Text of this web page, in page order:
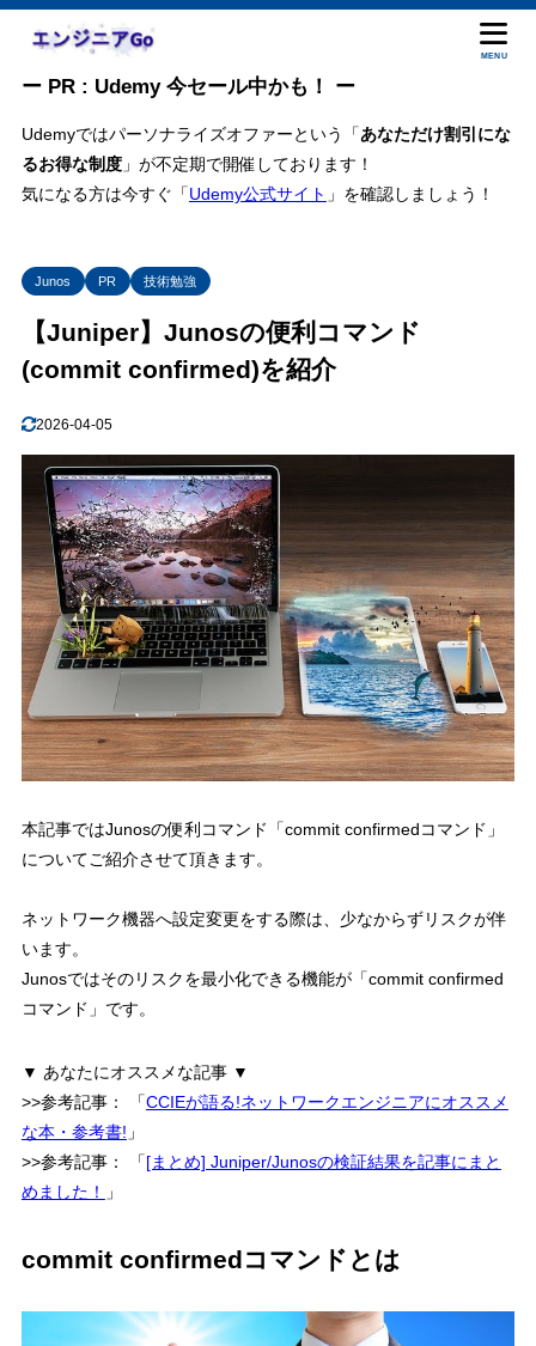
MENU
ー PR : Udemy 今セール中かも！ ー
Udemyではパーソナライズオファーという「あなただけ割引にな
るお得な制度」が不定期で開催しております！
気になる方は今すぐ「Udemy公式サイト 」を確認しましょう！
Junos PR 技術勉強
【Juniper】Junosの便利コマンド
(commit confirmed)を紹介
2026-04-05
本記事ではJunosの便利コマンド「commit confirmedコマンド」
についてご紹介させて頂きます。
ネットワーク機器へ設定変更をする際は、少なからずリスクが伴
います。
Junosではそのリスクを最小化できる機能が「commit confirmed
コマンド」です。
▼ あなたにオススメな記事 ▼
>>参考記事：
「CCIEが語る!ネットワークエンジニアにオススメ
な本・参考書! 」
>>参考記事：
「[まとめ] Juniper/Junosの検証結果を記事にまと
めました！
」
commit confirmedコマンドとは